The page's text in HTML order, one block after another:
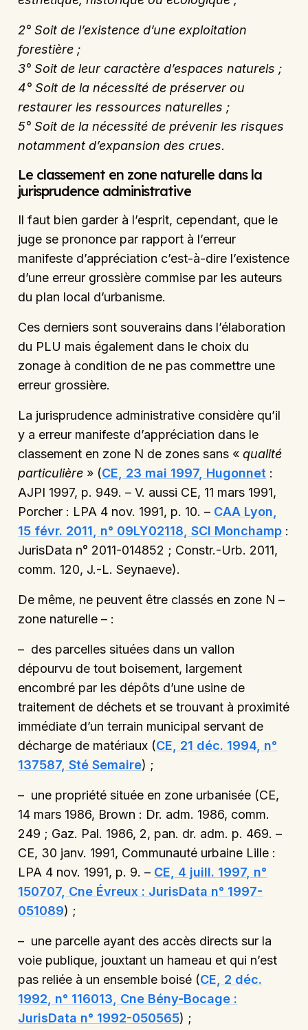
2° Soit de l’existence d’une exploitation
forestière ;
3° Soit de leur caractère d’espaces naturels ;
4° Soit de la nécessité de préserver ou
restaurer les ressources naturelles ;
5° Soit de la nécessité de prévenir les risques
notamment d’expansion des crues.
Le classement en zone naturelle dans la
jurisprudence administrative
Il faut bien garder à l’esprit, cependant, que le
juge se prononce par rapport à l’erreur
manifeste d’appréciation c’est-à-dire l’existence
d’une erreur grossière commise par les auteurs
du plan local d’urbanisme.
Ces derniers sont souverains dans l’élaboration
du PLU mais également dans le choix du
zonage à condition de ne pas commettre une
erreur grossière.
La jurisprudence administrative considère qu’il
y a erreur manifeste d’appréciation dans le
classement en zone N de zones sans «qualité
particulière » (CE, 23 mai 1997, Hugonnet :
AJPI 1997, p. 949. – V. aussi CE, 11 mars 1991,
Porcher : LPA 4 nov. 1991, p. 10. – CAA Lyon,
15 févr. 2011, n° 09LY02118, SCI Monchamp :
JurisData n° 2011-014852 ; Constr.-Urb. 2011,
comm. 120, J.-L. Seynaeve).
De même, ne peuvent être classés en zone N –
zone naturelle – :
– des parcelles situées dans un vallon
dépourvu de tout boisement, largement
encombré par les dépôts d’une usine de
traitement de déchets et se trouvant à proximité
immédiate d’un terrain municipal servant de
décharge de matériaux (CE, 21 déc. 1994, n°
137587, Sté Semaire) ;
– une propriété située en zone urbanisée (CE,
14 mars 1986, Brown : Dr. adm. 1986, comm.
249 ; Gaz. Pal. 1986, 2, pan. dr. adm. p. 469. –
CE, 30 janv. 1991, Communauté urbaine Lille :
LPA 4 nov. 1991, p. 9. – CE, 4 juill. 1997, n°
150707, Cne Évreux : JurisData n° 1997-
051089) ;
– une parcelle ayant des accès directs sur la
voie publique, jouxtant un hameau et qui n’est
pas reliée à un ensemble boisé (CE, 2 déc.
1992, n° 116013, Cne Bény-Bocage :
JurisData n° 1992-050565) ;